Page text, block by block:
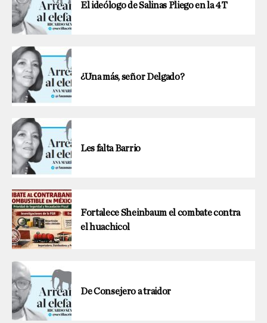
El ideólogo de Salinas Pliego en la 4T
¿Una más, señor Delgado?
Les falta Barrio
Fortalece Sheinbaum el combate contra
el huachicol
De Consejero a traidor